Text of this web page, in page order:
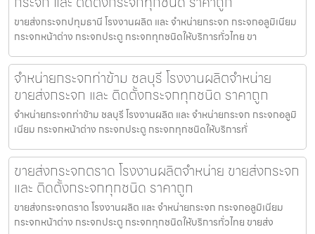
ขายส่งกระจกปทุมธานี โรงงานผลิต และ จำหน่ายกระจก กระจกอลูมิเนียม
กระจกหน้าต่าง กระจกประตู กระจกทุกชนิดให้บริการทั่วไทย ขา
จำหน่ายกระจกท่าข้าม ชลบุรี โรงงานผลิตจำหน่าย
ขายส่งกระจก และ ติดตั้งกระจกทุกชนิด ราคาถูก
จำหน่ายกระจกท่าข้าม ชลบุรี โรงงานผลิต และ จำหน่ายกระจก กระจกอลูมิ
เนียม กระจกหน้าต่าง กระจกประตู กระจกทุกชนิดให้บริการทั่
ขายส่งกระจกตราด โรงงานผลิตจำหน่าย ขายส่งกระจก
และ ติดตั้งกระจกทุกชนิด ราคาถูก
ขายส่งกระจกตราด โรงงานผลิต และ จำหน่ายกระจก กระจกอลูมิเนียม
กระจกหน้าต่าง กระจกประตู กระจกทุกชนิดให้บริการทั่วไทย ขายส่ง